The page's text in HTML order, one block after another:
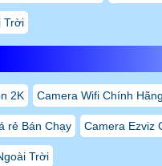
Trời
2K Camera Wifi Chính
rẻ Bán Chạy Camera Ezviz
Trời